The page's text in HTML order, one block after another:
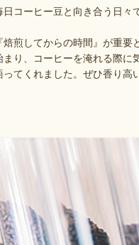
コーヒー豆と向き合う日々
煎してからの時間』が重要
り、コーヒーを淹れる際に
てくれました。ぜひ香り高